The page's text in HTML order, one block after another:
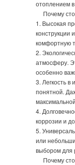
отоплением
Почему
1. Высокая
конструкции
комфортную
2.
атмосферу.
особенно
3. Легкость
понятной.
4.
коррозии и
5.
или
выбором для
Почему